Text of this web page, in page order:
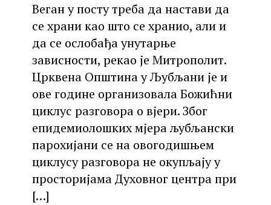
Веган у посту треба да настави да
се храни као што се хранио, али и
да се ослобађа унутарње
зависности, рекао је Митрополит.
Црквена Општина у Љубљани је и
ове године организовала Божићни
циклус разговора о вјери. Због
епидемиолошких мјера љубљански
парохијани се на овогодишњем
циклусу разговора не окупљају у
просторијама Духовног центра при
[…]